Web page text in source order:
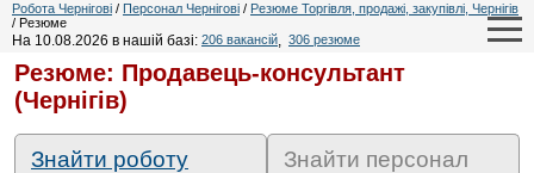
Робота Чернігові / Персонал Чернігові / Резюме Торгівля, продажі, закупівлі, Чернігів
/ Резюме
На 10.08.2026 в нашій базі: 206 вакансій, 306 резюме
Резюме: Продавець-консультант
(Чернігів)
Знайти роботу Знайти персонал